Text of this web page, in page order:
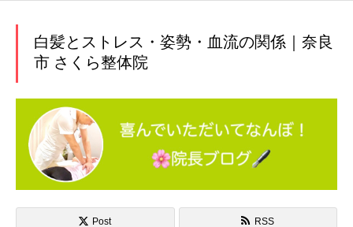
白髪とストレス・姿勢・血流の関係｜奈良
市 さくら整体院
Post RSS